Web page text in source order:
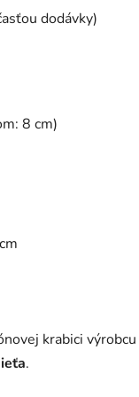
dodávky)
8 cm)
krabici
.